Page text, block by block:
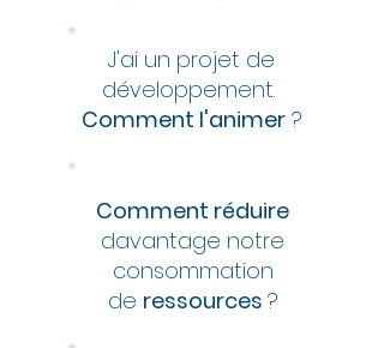
J'ai un projet de
développement.
Comment l'animer?
Comment réduire
davantage notre
consommation
de ressources ?